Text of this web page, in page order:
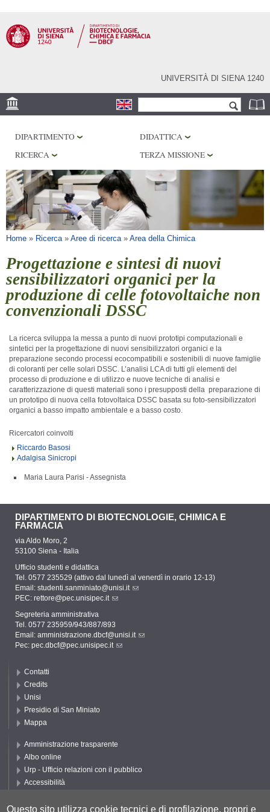
contenuto
principale
UNIVERSITÀ DI SIENA 1240
Form di ricerca
CENTRI DI RICERCA
LABORATORI
BIBLIOTECHE
SERVIZI
DIPARTIMENTO
DIDATTICA
RICERCA
TERZA MISSIONE
Tu sei qui
Home » Ricerca» Aree di ricerca» Area della Chimica
Progettazione e sintesi di nuovi
sensibilizzatori organici per la
produzione di celle fotovoltaiche non
convenzionali DSSC
La ricerca sviluppa la messa a punto di nuovi prototipi computazionali e
sintetici per la progettazione di nuovi sensibilizzatori organici e la
preparazione secondo processi ecocompatibili e sostenibili di nuove famiglie
di coloranti per celle solari DSSC. L’analisi LCA di tutti gli elementi del
processo di produzione e di utilizzo e nuove tecniche di analisi e
caratterizzazione di questi materiali sono i presupposti della preparazione di
un prototipo di nuova cella fotovoltaica DSSC basata su foto-sensibilizzatori
organici a basso impatto ambientale e a basso costo.
Ricercatori coinvolti
Riccardo Basosi
Adalgisa Sinicropi
Maria Laura Parisi - Assegnista
DIPARTIMENTO DI BIOTECNOLOGIE, CHIMICA E
FARMACIA
via Aldo Moro, 2
53100 Siena - Italia
Ufficio studenti e didattica
Tel. 0577 235529 (attivo dal lunedì al venerdì in orario 12-13)
Email: studenti.sanminiato@unisi.it
PEC: rettore@pec.unisipec.it
Segreteria amministrativa
Tel. 0577 235959/943/887/893
Email: amministrazione.dbcf@unisi.it
Pec: pec.dbcf@pec.unisipec.it
Contatti
Credits
Unisi
Presidio di San Miniato
Mappa
Amministrazione trasparente
Albo online
Urp - Ufficio relazioni con il pubblico
Accessibilità
Cookie settings
Questo sito utilizza cookie tecnici e di profilazione, propri e